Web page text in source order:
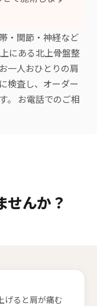
・関節・神経など
にある北上骨盤整
一人おひとりの肩
検査し、オーダー
。 お電話でのご相
せんか？
げると肩が痛む